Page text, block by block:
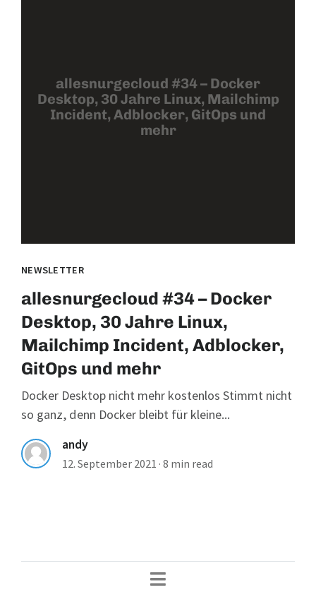
allesnurgecloud #34 – Docker
Desktop, 30 Jahre Linux, Mailchimp
Incident, Adblocker, GitOps und
mehr
NEWSLETTER
allesnurgecloud #34 – Docker
Desktop, 30 Jahre Linux,
Mailchimp Incident, Adblocker,
GitOps und mehr
Docker Desktop nicht mehr kostenlos Stimmt nicht
so ganz, denn Docker bleibt für kleine...
andy
12. September 2021 · 8 min read